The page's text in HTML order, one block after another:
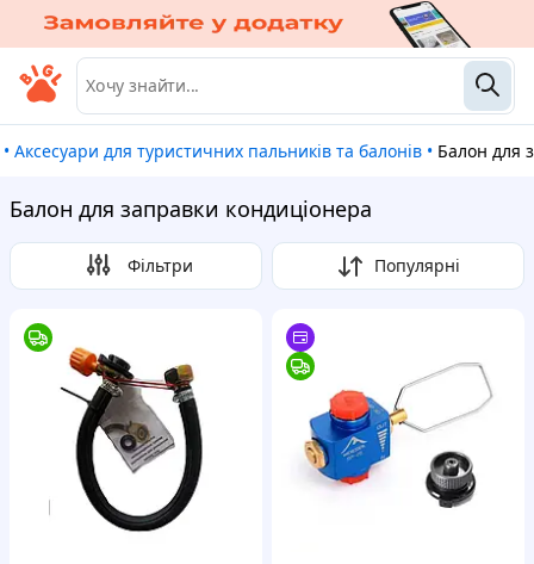
• Аксесуари для туристичних пальників та балонів • Балон для
Балон для заправки кондиціонера
Фільтри Популярні